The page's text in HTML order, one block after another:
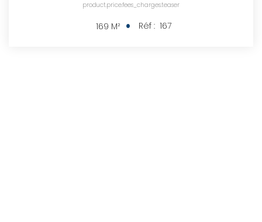
product.price.fees_charges.teaser
169 M² Réf : 167